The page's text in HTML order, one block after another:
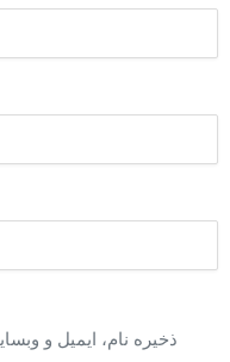
ذخیره نام، ایمیل و